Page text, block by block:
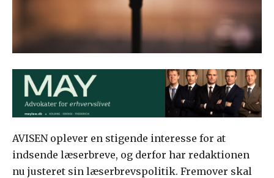
AVISEN oplever en stigende interesse for at
indsende læserbreve, og derfor har redaktionen
nu justeret sin læserbrevspolitik. Fremover skal